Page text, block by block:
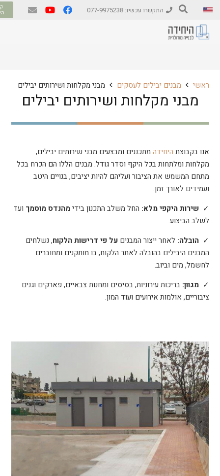
התקשרו עכשיו: 077-9975238
ראשי מבנים יבילים לעסקים מבני מקלחות ושירותים יבילים
מבני מקלחות ושירותים יבילים
אנו בקבוצת היחידה מתכננים ומבצעים מבני שירותים יבילים,
מקלחות ומלתחות בכל היקף וסדר גודל. מבנים הללו הם הכרח בכל
מתחם המשמש את הציבור ועליהם להיות יציבים, בנויים היטב
ועמידים לאורך זמן.
✓שירות היקפי מלא: החל משלב התכנון בידימהנדס מוסמך ועד
לשלב הביצוע.
✓הובלה: לאחר ייצור המבניםעל פי דרישות הלקוח, נשלחים
המבנים היבילים בהובלה לאתר הלקוח, בו מותקנים ומחוברים
לחשמל, מים וביוב.
✓מגוון: בריכות עירוניות, בסיסים ומחנות צבאיים, פארקים וגנים
ציבוריים, אולמות אירועים ועוד המון.